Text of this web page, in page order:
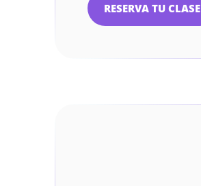
RESERVA TU CLASE